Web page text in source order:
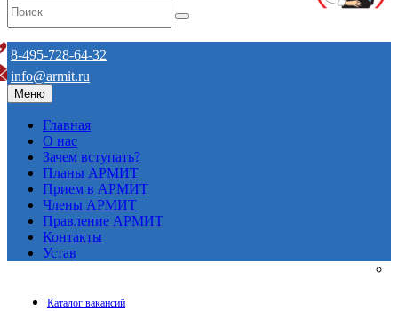
8-495-728-64-32
info@armit.ru
Меню
Главная
О нас
Зачем вступать?
Планы АРМИТ
Прием в АРМИТ
Члены АРМИТ
Правление АРМИТ
Контакты
Устав
Каталог вакансий